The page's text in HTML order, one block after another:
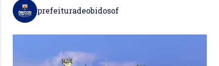
prefeituradeobidosof